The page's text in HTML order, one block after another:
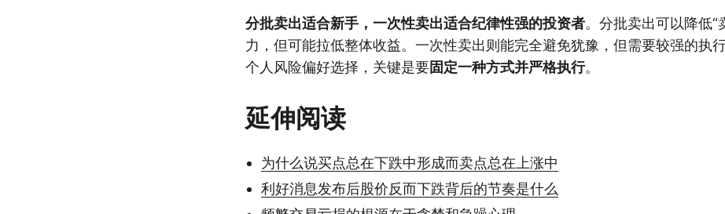
分批卖出适合新手，一次性卖出适合纪律性强的投资者。分批卖出可以降低“
力，但可能拉低整体收益。一次性卖出则能完全避免犹豫，但需要较强的执
个人风险偏好选择，关键是要固定一种方式并严格执行。
延伸阅读
为什么说买点总在下跌中形成而卖点总在上涨中
利好消息发布后股价反而下跌背后的节奏是什么